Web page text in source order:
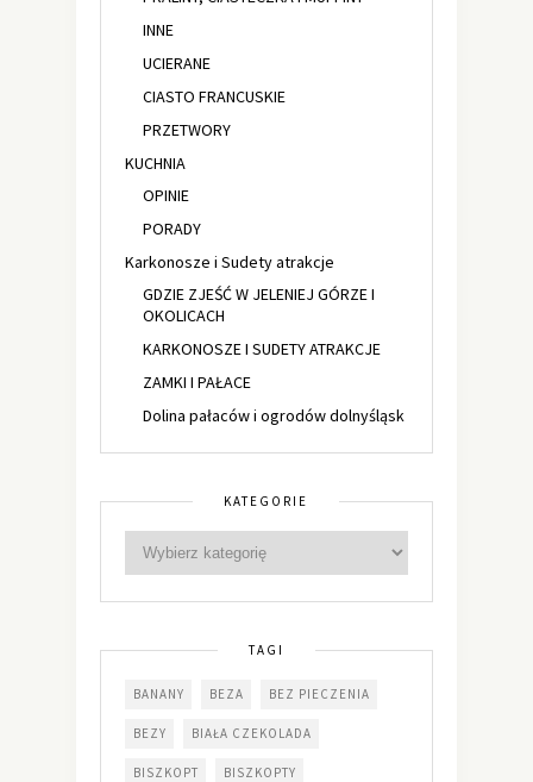
INNE
UCIERANE
CIASTO FRANCUSKIE
PRZETWORY
KUCHNIA
OPINIE
PORADY
Karkonosze i Sudety atrakcje
GDZIE ZJEŚĆ W JELENIEJ GÓRZE I
OKOLICACH
KARKONOSZE I SUDETY ATRAKCJE
ZAMKI I PAŁACE
Dolina pałaców i ogrodów dolnyśląsk
KATEGORIE
TAGI
BANANY BEZA BEZ PIECZENIA
BEZY BIAŁA CZEKOLADA
BISZKOPT BISZKOPTY